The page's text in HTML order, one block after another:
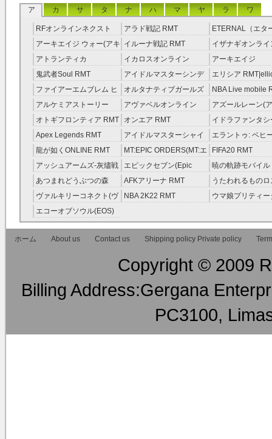
ア カ サ タ ナ ハ マ ヤ ラ ワ
RFオンラインネクスト
RMT
アラド戦記 RMT
ETERNAL（エタ
RMT
アーキエイジ ウォー(アキ
ウオ) RMT
イルーナ戦記 RMT
イザナギオンライ
アトランティカ
RMT|Atlantica RMT
イカロスオンライン
RMT（予約制）
アーキエイジ
RMT|ArcheAge
約制）
鬼武者Soul RMT
アイドルマスターシンデ
レラガールズ(モバマス)
RMT
エリシア
RMT
ファイアーエムブレム ヒ
ーローズ(FEヒーローズ)
RMT
オルタナティブガールズ
RMT
NBA Live mobile
アルケミアストーリー
（アルスト） RMT
アヴァベルオンライン
RMT
アズールレーン(
RMT
オトギフロンティア RMT オンエア RMT
イドラファンタシ
ーサーガ RMT
Apex Legends RMT
アイドルマスターシャイ
ニーカラーズ(シャニマス)
RMT
エラントゥ: ベヒ
ピリット RMT
龍が如くONLINE RMT
MT:EPIC ORDERS(MT:エ
ピック・オーダーズ)
RMT
FIFA20 RMT
アッシュアームズ‐灰燼戦
線 RMT
エピックセブン(Epic
Seven) RMT
暁の軌跡モバイル
伝説 ） RMT
あつまれどうぶつの森
RMT
AFKアリーナ RMT
うたわれるもの
ラグ(ロスフラ)
ヴァルキリーコネクト(ヴ
ァルコネ) RMT
NBA 2K22 RMT
ウマ娘プリティー
エコーオブソウル(EOS)
RMT
ホーム
About us Contact us Shipping policy Private policy
Copyright © 2009
Billing Address:Gergana
PC3100,